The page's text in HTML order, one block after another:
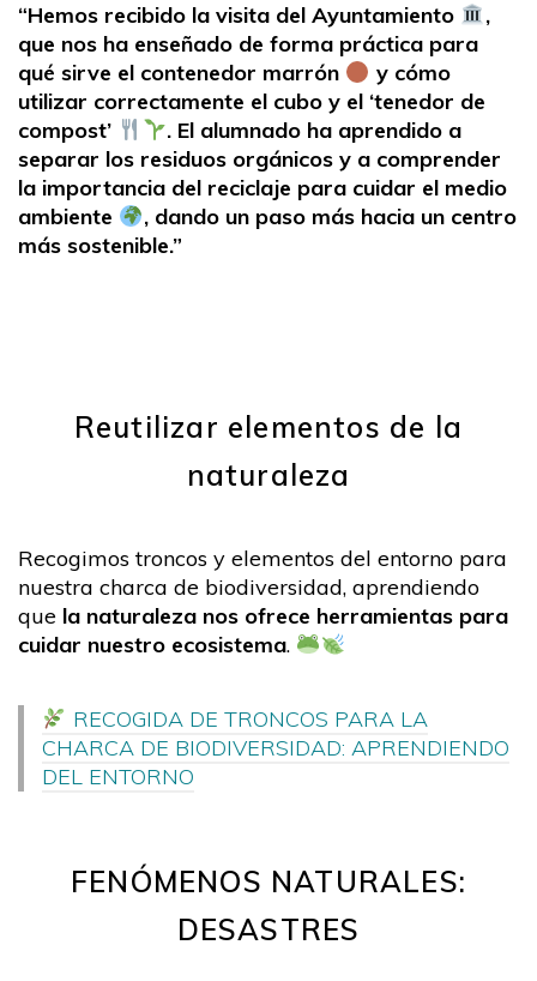
“Hemos recibido la visita del Ayuntamiento
,
que nos ha enseñado de forma práctica para
qué sirve el contenedor marrón
y cómo
utilizar correctamente el cubo y el ‘tenedor de
compost’
. El alumnado ha aprendido a
separar los residuos orgánicos y a comprender
la importancia del reciclaje para cuidar el medio
ambiente
, dando un paso más hacia un centro
más sostenible.”
Reutilizar elementos de la
naturaleza
Recogimos troncos y elementos del entorno para
nuestra charca de biodiversidad, aprendiendo
que la naturaleza nos ofrece herramientas para
cuidar nuestro ecosistema.
RECOGIDA DE TRONCOS PARA LA
CHARCA DE BIODIVERSIDAD: APRENDIENDO
DEL ENTORNO
FENÓMENOS NATURALES:
DESASTRES